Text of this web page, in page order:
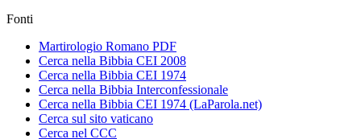
Fonti
Martirologio Romano PDF
Cerca nella Bibbia CEI 2008
Cerca nella Bibbia CEI 1974
Cerca nella Bibbia Interconfessionale
Cerca nella Bibbia CEI 1974 (LaParola.net)
Cerca sul sito vaticano
Cerca nel CCC